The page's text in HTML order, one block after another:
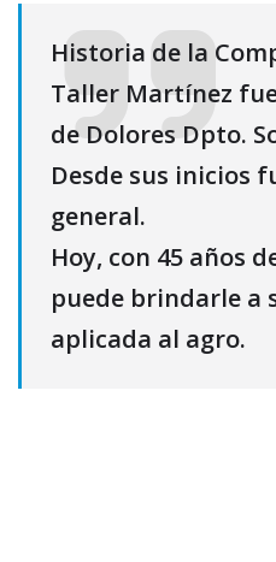
Historia de la
Taller Martínez
de Dolores Dpto.
Desde sus inicios
general.
Hoy, con 45 años
puede brindarle a
aplicada al agro.